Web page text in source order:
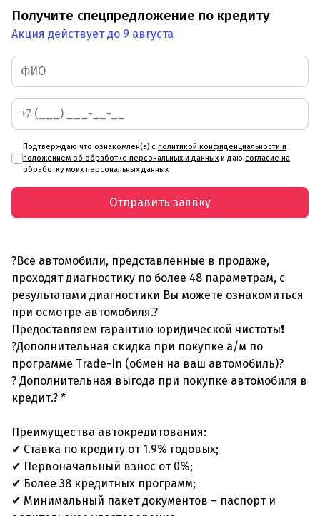
Получите спецпредложение по кредиту
Акция действует до 9 августа
Подтверждаю что ознакомлен(а) с политикой конфиденциальности и
положением об обработке персональных и данных и даю согласие на
обработку моих персональных данных
Отправить заявку
?Все автомобили, представленные в продаже,
проходят диагностику по более 48 параметрам, с
результатами диагностики Вы можете ознакомиться
при осмотре автомобиля.?
Предоставляем гарантию юридической чистоты❗
?Дополнительная скидка при покупке а/м по
программе Trade-In (обмен на ваш автомобиль)?
? Дополнительная выгода при покупке автомобиля в
кредит.? *
Преимущества автокредитования:
✔ Ставка по кредиту от 1.9% годовых;
✔ Первоначальный взнос от 0%;
✔ Более 38 кредитных программ;
✔ Минимальный пакет документов – паспорт и